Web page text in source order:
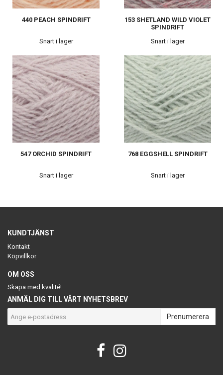
440 PEACH SPINDRIFT
Snart i lager
153 SHETLAND WILD VIOLET
SPINDRIFT
Snart i lager
547 ORCHID SPINDRIFT
Snart i lager
768 EGGSHELL SPINDRIFT
Snart i lager
KUNDTJÄNST
Kontakt
Köpvillkor
OM OSS
Skapa med kvalité!
ANMÄL DIG TILL VÅRT NYHETSBREV
Prenumerera